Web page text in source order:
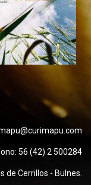
56 (42) 2 500284
de Cerrillos - Bulnes.